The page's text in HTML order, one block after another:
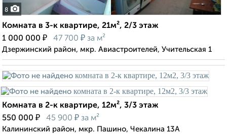
8
Комната в 3-к квартире, 21м², 2/3 этаж
1 000 000 ₽ 47 700 ₽ за м²
Дзержинский район, мкр. Авиастроителей, Учительская 1
Комната в 2-к квартире, 12м², 3/3 этаж
550 000 ₽ 45 900 ₽ за м²
Калининский район, мкр. Пашино, Чекалина 13А